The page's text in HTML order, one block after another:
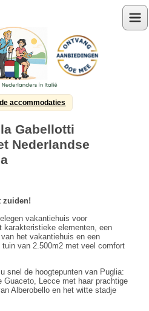
Menu
accommodaties
Gabellotti
Nederlandse
zuiden!
vakantiehuis voor
karakteristieke elementen, een
het vakantiehuis en een
van 2.500m2 met veel comfort
snel de hoogtepunten van Puglia:
Guaceto, Lecce met haar prachtige
Alberobello en het witte stadje